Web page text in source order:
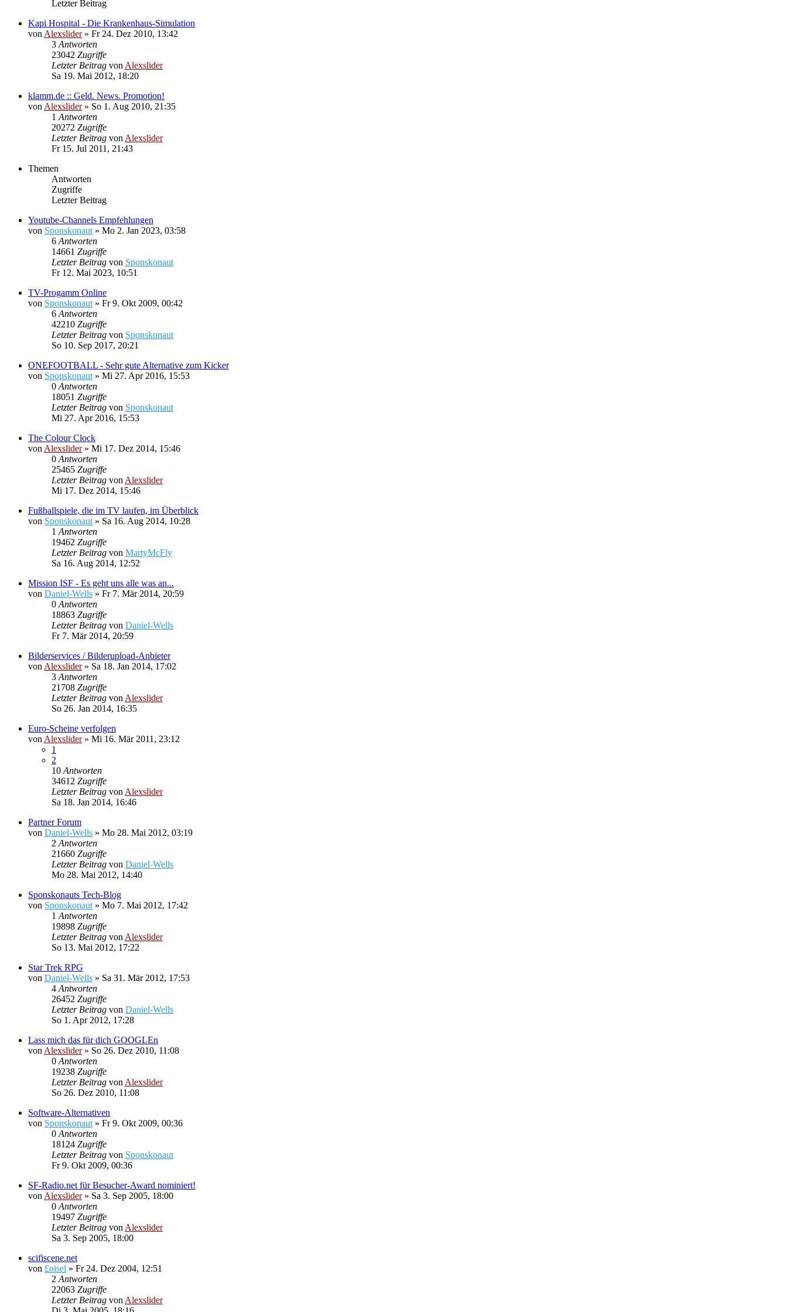
Letzter Beitrag
Kapi Hospital - Die Krankenhaus-Simulation
von Alexslider» Fr 24. Dez 2010, 13:42
3 Antworten
23042 Zugriffe
Letzter Beitrag von Alexslider
Sa 19. Mai 2012, 18:20
klamm.de :: Geld. News. Promotion!
von Alexslider» So 1. Aug 2010, 21:35
1 Antworten
20272 Zugriffe
Letzter Beitrag von Alexslider
Fr 15. Jul 2011, 21:43
Themen
Antworten
Zugriffe
Letzter Beitrag
Youtube-Channels Empfehlungen
von Sponskonaut » Mo 2. Jan 2023, 03:58
6 Antworten
14661 Zugriffe
Letzter Beitrag von Sponskonaut
Fr 12. Mai 2023, 10:51
TV-Progamm Online
von Sponskonaut » Fr 9. Okt 2009, 00:42
6 Antworten
42210 Zugriffe
Letzter Beitrag von Sponskonaut
So 10. Sep 2017, 20:21
ONEFOOTBALL - Sehr gute Alternative zum Kicker
von Sponskonaut » Mi 27. Apr 2016, 15:53
0 Antworten
18051 Zugriffe
Letzter Beitrag von Sponskonaut
Mi 27. Apr 2016, 15:53
The Colour Clock
von Alexslider» Mi 17. Dez 2014, 15:46
0 Antworten
25465 Zugriffe
Letzter Beitrag von Alexslider
Mi 17. Dez 2014, 15:46
Fußballspiele, die im TV laufen, im Überblick
von Sponskonaut » Sa 16. Aug 2014, 10:28
1 Antworten
19462 Zugriffe
Letzter Beitrag von MartyMcFly
Sa 16. Aug 2014, 12:52
Mission ISF - Es geht uns alle was an...
von Daniel-Wells » Fr 7. Mär 2014, 20:59
0 Antworten
18863 Zugriffe
Letzter Beitrag von Daniel-Wells
Fr 7. Mär 2014, 20:59
Bilderservices / Bilderupload-Anbieter
von Alexslider» Sa 18. Jan 2014, 17:02
3 Antworten
21708 Zugriffe
Letzter Beitrag von Alexslider
So 26. Jan 2014, 16:35
Euro-Scheine verfolgen
von Alexslider» Mi 16. Mär 2011, 23:12
1
2
10 Antworten
34612 Zugriffe
Letzter Beitrag von Alexslider
Sa 18. Jan 2014, 16:46
Partner Forum
von Daniel-Wells » Mo 28. Mai 2012, 03:19
2 Antworten
21660 Zugriffe
Letzter Beitrag von Daniel-Wells
Mo 28. Mai 2012, 14:40
Sponskonauts Tech-Blog
von Sponskonaut » Mo 7. Mai 2012, 17:42
1 Antworten
19898 Zugriffe
Letzter Beitrag von Alexslider
So 13. Mai 2012, 17:22
Star Trek RPG
von Daniel-Wells » Sa 31. Mär 2012, 17:53
4 Antworten
26452 Zugriffe
Letzter Beitrag von Daniel-Wells
So 1. Apr 2012, 17:28
Lass mich das für dich GOOGLEn
von Alexslider» So 26. Dez 2010, 11:08
0 Antworten
19238 Zugriffe
Letzter Beitrag von Alexslider
So 26. Dez 2010, 11:08
Software-Alternativen
von Sponskonaut » Fr 9. Okt 2009, 00:36
0 Antworten
18124 Zugriffe
Letzter Beitrag von Sponskonaut
Fr 9. Okt 2009, 00:36
SF-Radio.net für Besucher-Award nominiert!
von Alexslider» Sa 3. Sep 2005, 18:00
0 Antworten
19497 Zugriffe
Letzter Beitrag von Alexslider
Sa 3. Sep 2005, 18:00
scifiscene.net
von £oisel » Fr 24. Dez 2004, 12:51
2 Antworten
22063 Zugriffe
Letzter Beitrag von Alexslider